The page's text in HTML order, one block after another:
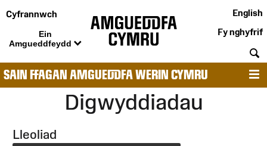
Cyfrannwch
Ein
Amgueddfeydd
English
Fy nghyfrif
SAIN FFAGAN AMGUEDDFA WERIN CYMRU
Digwyddiadau
Lleoliad